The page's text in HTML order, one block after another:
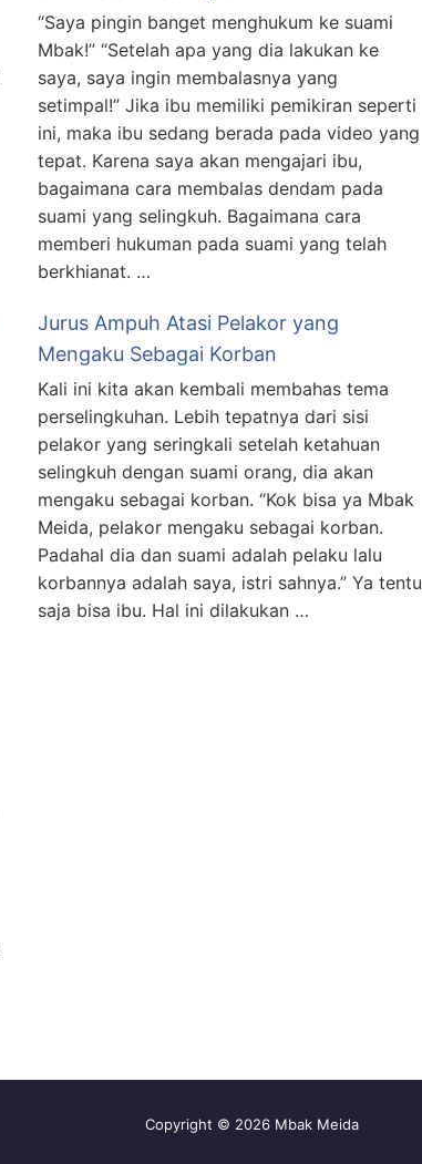
“Saya pingin banget menghukum ke suami
Mbak!” “Setelah apa yang dia lakukan ke
saya, saya ingin membalasnya yang
setimpal!” Jika ibu memiliki pemikiran seperti
ini, maka ibu sedang berada pada video yang
tepat. Karena saya akan mengajari ibu,
bagaimana cara membalas dendam pada
suami yang selingkuh. Bagaimana cara
memberi hukuman pada suami yang telah
berkhianat. …
Jurus Ampuh Atasi Pelakor yang
Mengaku Sebagai Korban
Kali ini kita akan kembali membahas tema
perselingkuhan. Lebih tepatnya dari sisi
pelakor yang seringkali setelah ketahuan
selingkuh dengan suami orang, dia akan
mengaku sebagai korban. “Kok bisa ya Mbak
Meida, pelakor mengaku sebagai korban.
Padahal dia dan suami adalah pelaku lalu
korbannya adalah saya, istri sahnya.” Ya tentu
saja bisa ibu. Hal ini dilakukan …
Copyright © 2026 Mbak Meida